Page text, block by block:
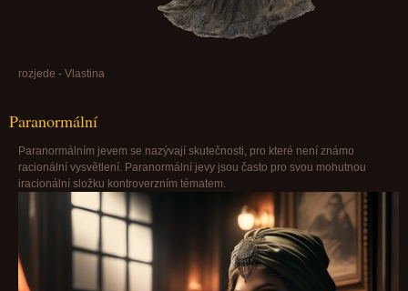
rozjede - Vlastina
Paranormální
Paranormálním jevem se nazývají skutečnosti, pro které není známo
racionální vysvětlení. Paranormální jevy jsou často pro svou mohutnou
iracionální složku kontroverzním tématem.